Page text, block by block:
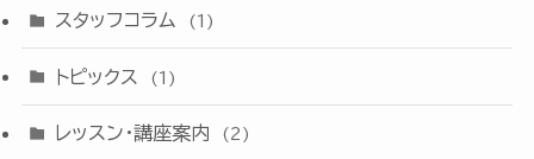
スタッフコラム (1)
トピックス (1)
レッスン・講座案内 (2)